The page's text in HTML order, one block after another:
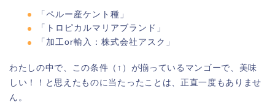
「ペルー産ケント種」
「トロピカルマリアブランド」
「加工or輸入：株式会社アスク」
わたしの中で、この条件（↑）が揃っているマンゴーで、美味
しい！！と思えたものに当たったことは、正直一度もありませ
ん。